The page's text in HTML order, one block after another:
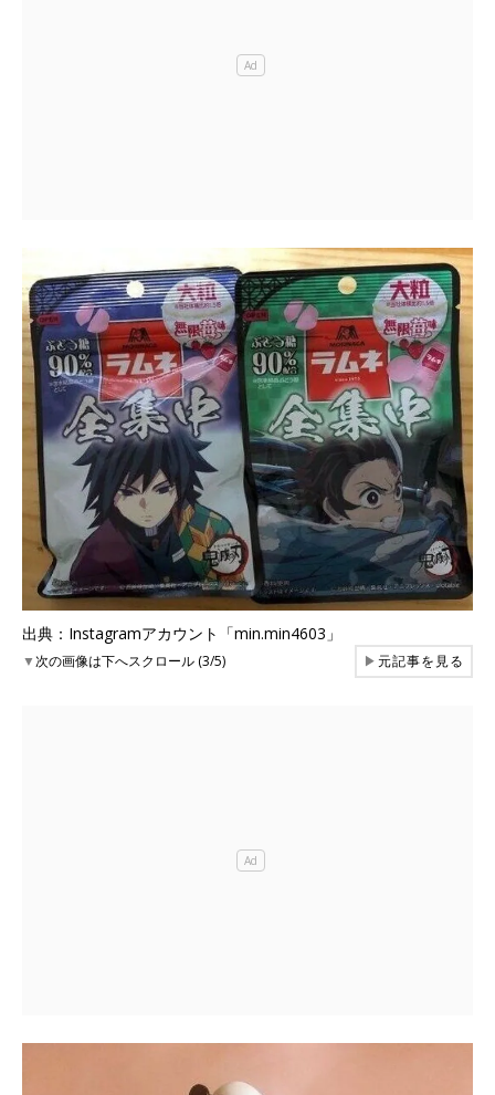
出典：Instagramアカウント「min.min4603」
▼次の画像は下へスクロール (3/5) ▶元記事を見る